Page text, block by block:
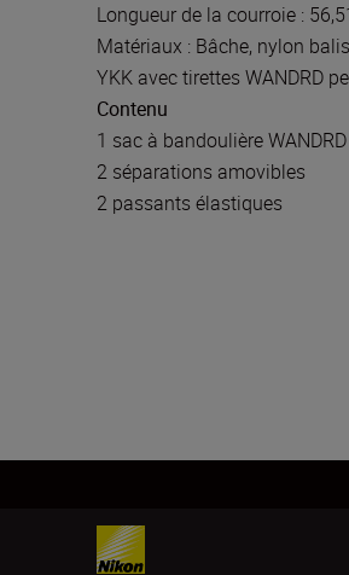
Longueur de la courroie :
Matériaux : Bâche, nylon
YKK avec tirettes WANDRD
Contenu
1 sac à bandoulière
2 séparations amovibles
2 passants élastiques